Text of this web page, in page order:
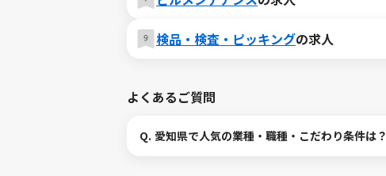
検品・検査・ピッキングの求人
よくあるご質問
Q. 愛知県で人気の業種・職種・こだわり条件は？